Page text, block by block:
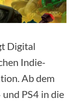
Digital
Indie-
Ab dem
PS4 in die